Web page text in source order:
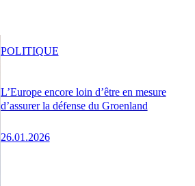
L’Europe encore loin d’être en mesure
d’assurer la défense du Groenland
26.01.2026
POLITIQUE